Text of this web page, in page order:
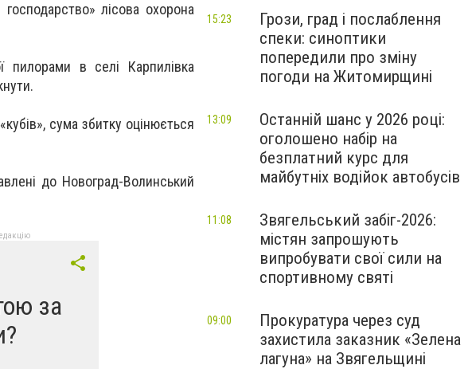
лісова охорона
пилорами в селі Карпилівка
сума збитку оцінюється
до Новоград-Волинський
за
Грози, град і послаблення
спеки: синоптики
попередили про зміну
погоди на Житомирщині
15:23
Останній шанс у 2026 році:
оголошено набір на
безплатний курс для
майбутніх водійок автобусів
13:09
Звягельський забіг-2026:
містян запрошують
випробувати свої сили на
спортивному святі
11:08
Прокуратура через суд
захистила заказник «Зелена
лагуна» на Звягельщині
09:00